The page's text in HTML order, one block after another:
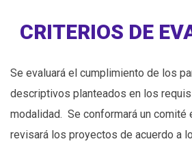
CRITERIOS DE
Se evaluará el cumplimiento de los
descriptivos planteados en los
modalidad. Se conformará un comité
revisará los proyectos de acuerdo a